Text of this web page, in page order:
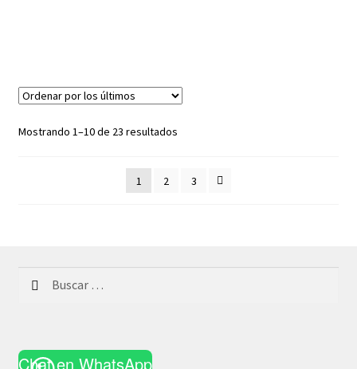
Mostrando 1–10 de 23 resultadosOrdenado
últimos
1 2 3
Chat en WhatsApp